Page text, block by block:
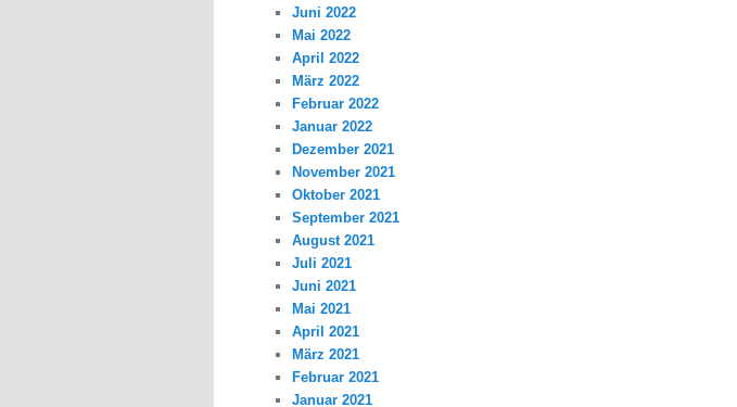
Juni 2022
Mai 2022
April 2022
März 2022
Februar 2022
Januar 2022
Dezember 2021
November 2021
Oktober 2021
September 2021
August 2021
Juli 2021
Juni 2021
Mai 2021
April 2021
März 2021
Februar 2021
Januar 2021